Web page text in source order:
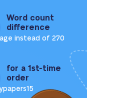
Word count
difference
instead of 270
for a 1st-time
order